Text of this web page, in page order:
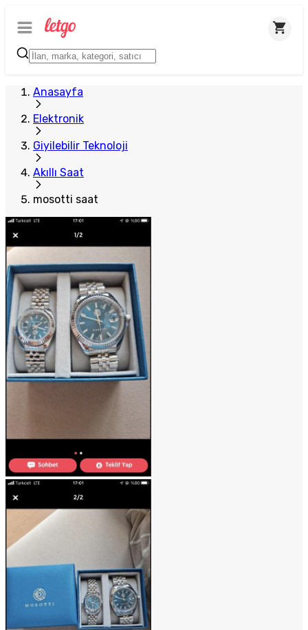
Anasayfa
Elektronik
Giyilebilir Teknoloji
Akıllı Saat
mosotti saat